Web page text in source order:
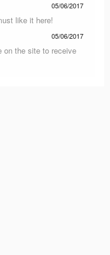
05/06/2017
like it here!
05/06/2017
on the site to receive